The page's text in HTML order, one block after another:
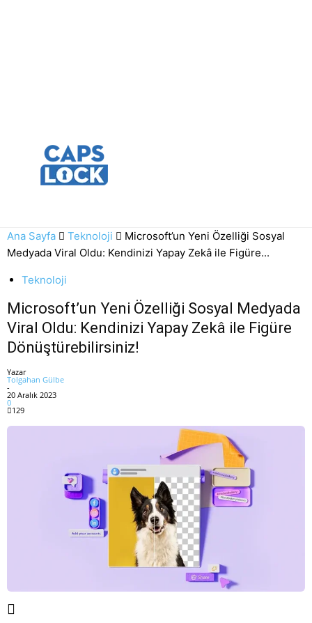
Ana Sayfa Teknoloji
Microsoft’un Yeni Özelliği Sosyal
Medyada Viral Oldu: Kendinizi Yapay Zekâ ile Figüre...
Teknoloji
Microsoft’un Yeni Özelliği Sosyal Medyada
Viral Oldu: Kendinizi Yapay Zekâ ile Figüre
Dönüştürebilirsiniz!
Yazar
Tolgahan Gülbe
-
20 Aralık 2023
0
129